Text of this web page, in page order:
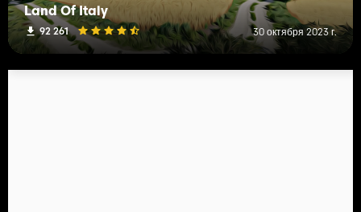
Land Of Italy
92 261 30 октября 2023 г.